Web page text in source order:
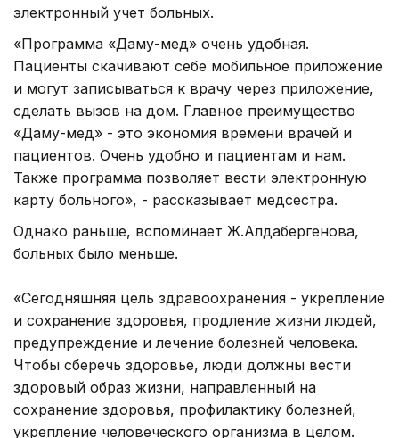
электронный учет больных.
«Программа «Даму-мед» очень удобная.
Пациенты скачивают себе мобильное приложение
и могут записываться к врачу через приложение,
сделать вызов на дом. Главное преимущество
«Даму-мед» - это экономия времени врачей и
пациентов. Очень удобно и пациентам и нам.
Также программа позволяет вести электронную
карту больного», - рассказывает медсестра.
Однако раньше, вспоминает Ж.Алдабергенова,
больных было меньше.
«Сегодняшняя цель здравоохранения - укрепление
и сохранение здоровья, продление жизни людей,
предупреждение и лечение болезней человека.
Чтобы сберечь здоровье, люди должны вести
здоровый образ жизни, направленный на
сохранение здоровья, профилактику болезней,
укрепление человеческого организма в целом.